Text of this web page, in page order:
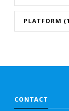
PLATFORM
CONTACT